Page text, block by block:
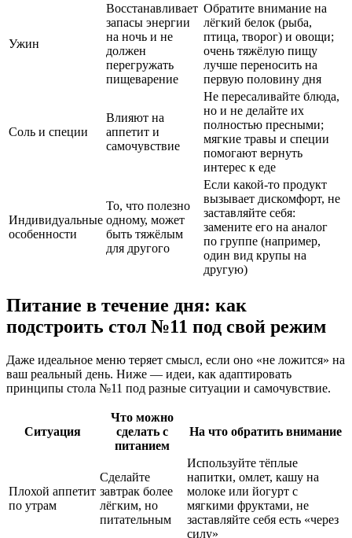
Ужин
Восстанавливает
запасы энергии
на ночь и не
должен
перегружать
пищеварение
Обратите внимание на
лёгкий белок (рыба,
птица, творог) и овощи;
очень тяжёлую пищу
лучше переносить на
первую половину дня
Соль и специи
Влияют на
аппетит и
самочувствие
Не пересаливайте блюда,
но и не делайте их
полностью пресными;
мягкие травы и специи
помогают вернуть
интерес к еде
Индивидуальные
особенности
То, что полезно
одному, может
быть тяжёлым
для другого
Если какой-то продукт
вызывает дискомфорт, не
заставляйте себя:
замените его на аналог
по группе (например,
один вид крупы на
другую)
Питание в течение дня: как
подстроить стол №11 под свой режим
Даже идеальное меню теряет смысл, если оно «не ложится» на
ваш реальный день. Ниже — идеи, как адаптировать
принципы стола №11 под разные ситуации и самочувствие.
Ситуация
Что можно
сделать с
питанием
На что обратить внимание
Плохой аппетит
по утрам
Сделайте
завтрак более
лёгким, но
питательным
Используйте тёплые
напитки, омлет, кашу на
молоке или йогурт с
мягкими фруктами, не
заставляйте себя есть «через
силу»